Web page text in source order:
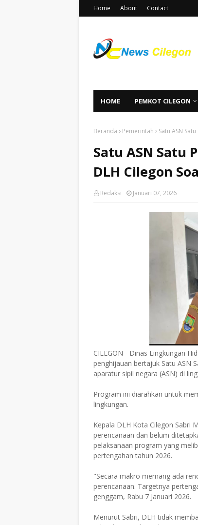
Home About Contact
HOME PEMKOT CILEGON
Beranda Pemerintah Satu ASN
Satu ASN Satu
DLH Cilegon
Redaksi Januari 07, 2026
CILEGON - Dinas Lingkungan
penghijauan bertajuk Satu ASN
aparatur sipil negara (ASN) di
Program ini diarahkan untuk
lingkungan.
Kepala DLH Kota Cilegon Sabri
perencanaan dan belum
pelaksanaan program yang
pertengahan tahun 2026.
"Secara makro memang ada
perencanaan. Targetnya
genggam, Rabu 7 Januari 2026.
Menurut Sabri, DLH tidak